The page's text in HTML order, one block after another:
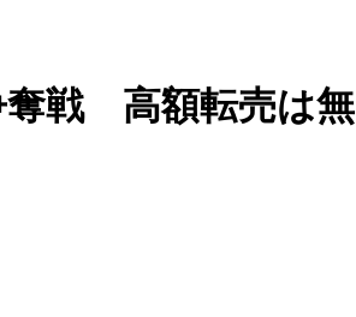
奪戦 高額転売は無